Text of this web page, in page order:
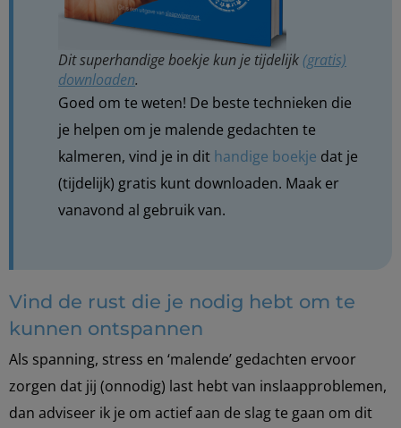
Dit superhandige boekje kun je tijdelijk (gratis)
downloaden.
Goed om te weten! De beste technieken die
je helpen om je malende gedachten te
kalmeren, vind je in dit handige boekje dat je
(tijdelijk) gratis kunt downloaden. Maak er
vanavond al gebruik van.
Vind de rust die je nodig hebt om te
kunnen ontspannen
Als spanning, stress en ‘malende’ gedachten ervoor
zorgen dat jij (onnodig) last hebt van inslaapproblemen,
dan adviseer ik je om actief aan de slag te gaan om dit